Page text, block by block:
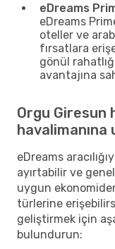
eDreams
eDreams
oteller ve
fırsatlara
gönül
avantajına
Orgu Giresun
havalimanına
eDreams
ayırtabilir ve
uygun
türlerine
geliştirmek için
bulundurun: